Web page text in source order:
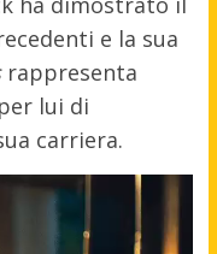
e la sua
rappresenta
lui di
carriera.